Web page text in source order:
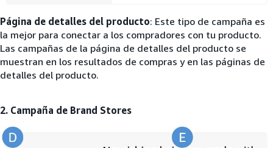
Página de detalles del producto: Este tipo de campaña es
la mejor para conectar a los compradores con tu producto.
Las campañas de la página de detalles del producto se
muestran en los resultados de compras y en las páginas de
detalles del producto.
2. Campaña de Brand Stores